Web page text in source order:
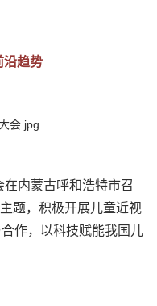
沿趋势
在内蒙古呼和浩特市召
题，积极开展儿童近视
作，以科技赋能我国儿